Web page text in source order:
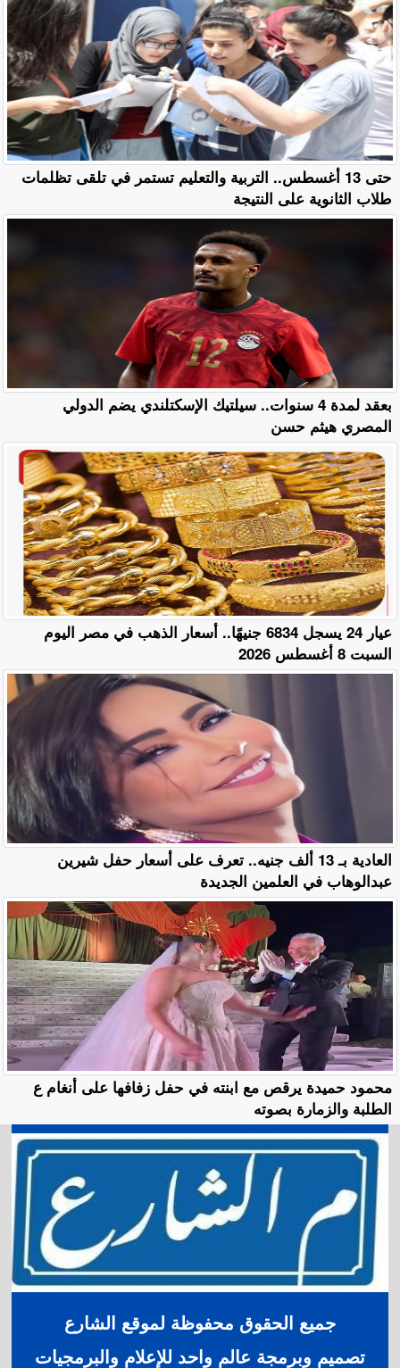
حتى 13 أغسطس.. التربية والتعليم تستمر في تلقى تظلمات
طلاب الثانوية على النتيجة
بعقد لمدة 4 سنوات.. سيلتيك الإسكتلندي يضم الدولي
المصري هيثم حسن
عيار 24 يسجل 6834 جنيهًا.. أسعار الذهب في مصر اليوم
السبت 8 أغسطس 2026
العادية بـ 13 ألف جنيه.. تعرف على أسعار حفل شيرين
عبدالوهاب في العلمين الجديدة
محمود حميدة يرقص مع ابنته في حفل زفافها على أنغام ع
الطلبة والزمارة بصوته
جميع الحقوق محفوظة لموقع الشارع
تصميم وبرمجة عالم واحد للإعلام والبرمجيات